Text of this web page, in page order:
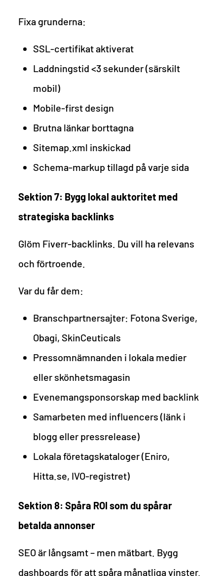
Fixa grunderna:
SSL-certifikat aktiverat
Laddningstid <3 sekunder (särskilt
mobil)
Mobile-first design
Brutna länkar borttagna
Sitemap.xml inskickad
Schema-markup tillagd på varje sida
Sektion 7: Bygg lokal auktoritet med
strategiska backlinks
Glöm Fiverr-backlinks. Du vill ha relevans
och förtroende.
Var du får dem:
Branschpartnersajter: Fotona Sverige,
Obagi, SkinCeuticals
Pressomnämnanden i lokala medier
eller skönhetsmagasin
Evenemangsponsorskap med backlink
Samarbeten med influencers (länk i
blogg eller pressrelease)
Lokala företagskataloger (Eniro,
Hitta.se, IVO-registret)
Sektion 8: Spåra ROI som du spårar
betalda annonser
SEO är långsamt – men mätbart. Bygg
dashboards för att spåra månatliga vinster.